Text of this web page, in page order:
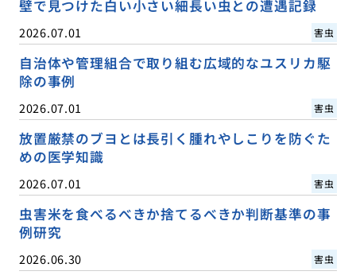
壁で見つけた白い小さい細長い虫との遭遇記録
2026.07.01 害虫
自治体や管理組合で取り組む広域的なユスリカ駆
除の事例
2026.07.01 害虫
放置厳禁のブヨとは長引く腫れやしこりを防ぐた
めの医学知識
2026.07.01 害虫
虫害米を食べるべきか捨てるべきか判断基準の事
例研究
2026.06.30 害虫